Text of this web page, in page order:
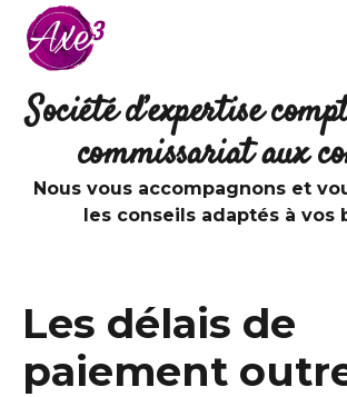
Aller au contenu
Société d’expertise
commissariat aux
Nous vous accompagnons et
les conseils adaptés à vos
Les délais de
paiement